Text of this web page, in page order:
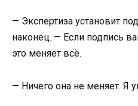
— Экспертиза установит
наконец. — Если подпись
это меняет всё.
— Ничего она не меняет. Я